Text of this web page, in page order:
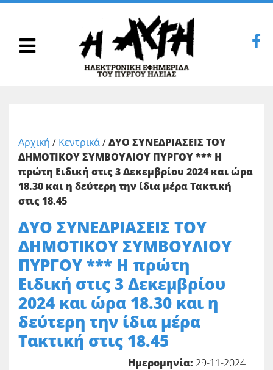
Αρχική / Κεντρικά/ΔΥΟ ΣΥΝΕΔΡΙΑΣΕΙΣ ΤΟΥ
ΔΗΜΟΤΙΚΟΥ ΣΥΜΒΟΥΛΙΟΥ ΠΥΡΓΟΥ *** Η
πρώτη Ειδική στις 3 Δεκεμβρίου 2024 και ώρα
18.30 και η δεύτερη την ίδια μέρα Τακτική
στις 18.45
ΔΥΟ ΣΥΝΕΔΡΙΑΣΕΙΣ ΤΟΥ
ΔΗΜΟΤΙΚΟΥ ΣΥΜΒΟΥΛΙΟΥ
ΠΥΡΓΟΥ *** Η πρώτη
Ειδική στις 3 Δεκεμβρίου
2024 και ώρα 18.30 και η
δεύτερη την ίδια μέρα
Τακτική στις 18.45
Ημερομηνία: 29-11-2024